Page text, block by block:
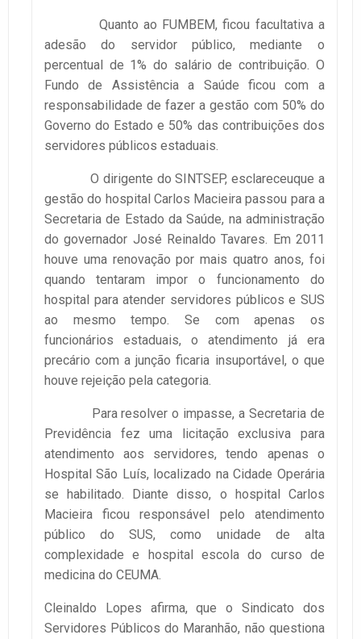
Quanto ao FUMBEM, ficou facultativa a
adesão do servidor público, mediante o
percentual de 1% do salário de contribuição. O
Fundo de Assistência a Saúde ficou com a
responsabilidade de fazer a gestão com 50% do
Governo do Estado e 50% das contribuições dos
servidores públicos estaduais.
O dirigente do SINTSEP, esclareceuque a
gestão do hospital Carlos Macieira passou para a
Secretaria de Estado da Saúde, na administração
do governador José Reinaldo Tavares. Em 2011
houve uma renovação por mais quatro anos, foi
quando tentaram impor o funcionamento do
hospital para atender servidores públicos e SUS
ao mesmo tempo. Se com apenas os
funcionários estaduais, o atendimento já era
precário com a junção ficaria insuportável, o que
houve rejeição pela categoria.
Para resolver o impasse, a Secretaria de
Previdência fez uma licitação exclusiva para
atendimento aos servidores, tendo apenas o
Hospital São Luís, localizado na Cidade Operária
se habilitado. Diante disso, o hospital Carlos
Macieira ficou responsável pelo atendimento
público do SUS, como unidade de alta
complexidade e hospital escola do curso de
medicina do CEUMA.
Cleinaldo Lopes afirma, que o Sindicato dos
Servidores Públicos do Maranhão, não questiona